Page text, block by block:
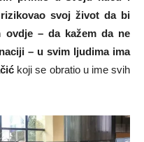
svoj život da bi
– da kažem da ne
– u svim ljudima ima
koji se obratio u ime svih